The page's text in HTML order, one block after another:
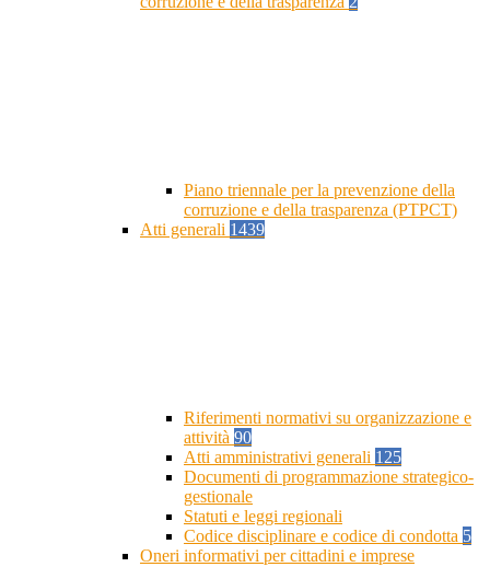
Piano triennale per la prevenzione della
corruzione e della trasparenza (PTPCT)
Atti generali 1439
Riferimenti normativi su organizzazione e
attività 90
Atti amministrativi generali 125
Documenti di programmazione strategico-
gestionale
Statuti e leggi regionali
Codice disciplinare e codice di condotta 5
Oneri informativi per cittadini e imprese